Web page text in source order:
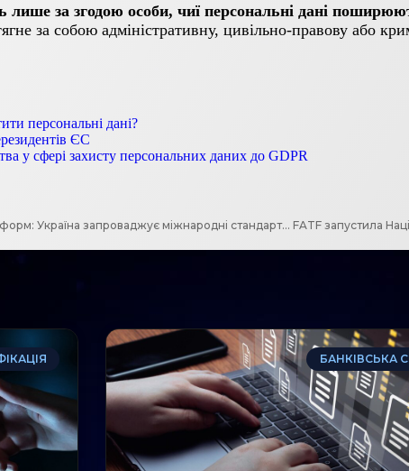
за згодою особи, чиї персональні дані
за собою адміністративну, цивільно-правову або
персональні дані?
ЄС
у сфері захисту персональних даних до GDPR
Нові правила оподаткування для цифрових платформ: Україна запроваджує міжнародні стандарти прозорості
БАНКІВСЬКА